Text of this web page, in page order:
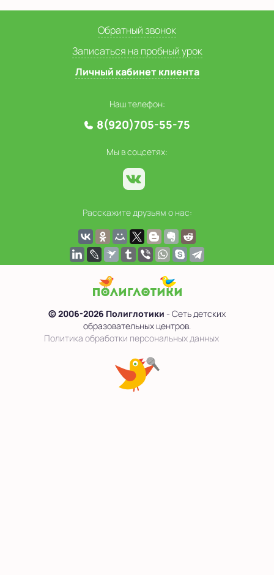
Обратный звонок
Записаться на пробный урок
Личный кабинет клиента
Наш телефон:
8(920)705-55-75
Мы в соцсетях:
Расскажите друзьям о нас:
© 2006-2026 Полиглотики - Сеть детских
образовательных центров.
Политика обработки персональных данных